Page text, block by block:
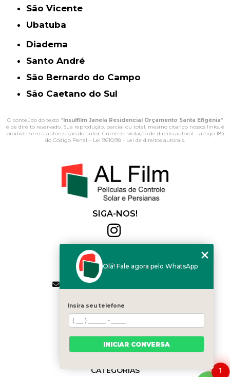
São Vicente
Ubatuba
Diadema
Santo André
São Bernardo do Campo
São Caetano do Sul
O conteúdo do texto "Insulfilm Janela Residencial Orçamento Santa Efigênia"
é de direito reservado. Sua reprodução, parcial ou total, mesmo citando nossos links, é
proibida sem a autorização do autor. Crime de violação de direito autoral – artigo 184
do Código Penal – Lei 9610/98 - Lei de direitos autorais.
SIGA-NOS!
(11) 2564-4684
(11) 94168-2041
contato.vendas@alfilm.com.br
MENU
HOME
QUEM SOMOS
SERVIÇOS
BLOG
CATEGORIAS
1
Olá! Fale agora pelo WhatsApp
Insira seu telefone
INICIAR CONVERSA